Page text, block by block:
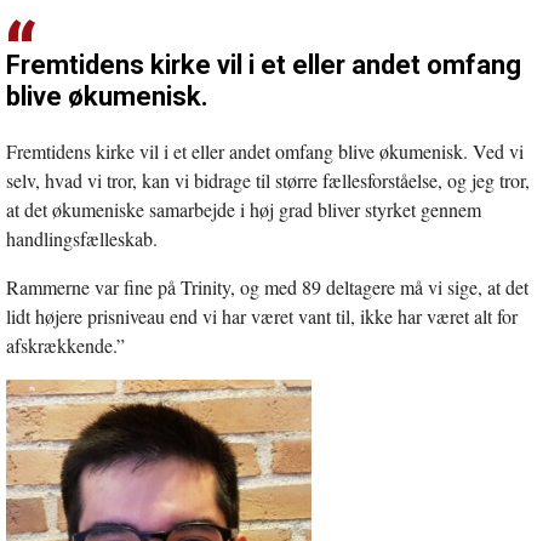
Fremtidens kirke vil i et eller andet omfang
blive økumenisk.
Fremtidens kirke vil i et eller andet omfang blive økumenisk. Ved vi
selv, hvad vi tror, kan vi bidrage til større fællesforståelse, og jeg tror,
at det økumeniske samarbejde i høj grad bliver styrket gennem
handlingsfælleskab.
Rammerne var fine på Trinity, og med 89 deltagere må vi sige, at det
lidt højere prisniveau end vi har været vant til, ikke har været alt for
afskrækkende.”